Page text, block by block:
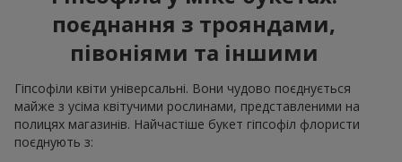
поєднання з трояндами,
півоніями та іншими
Гіпсофіли квіти універсальні. Вони чудово поєднується
майже з усіма квітучими рослинами, представленими на
полицях магазинів. Найчастіше букет гіпсофіл флористи
поєднують з: